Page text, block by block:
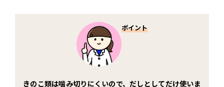
ポイント
きのこ類は噛み切りにくいので、だしとしてだけ使いま